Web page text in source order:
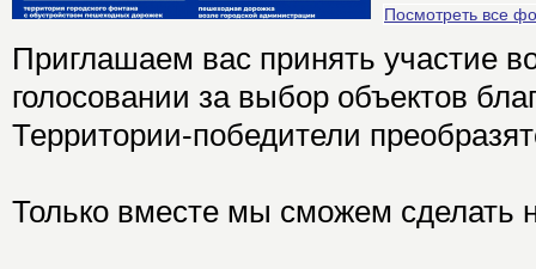
Посмотреть все
Приглашаем вас принять участие
голосовании за выбор объектов
Территории-победители
Только вместе мы сможем сделать